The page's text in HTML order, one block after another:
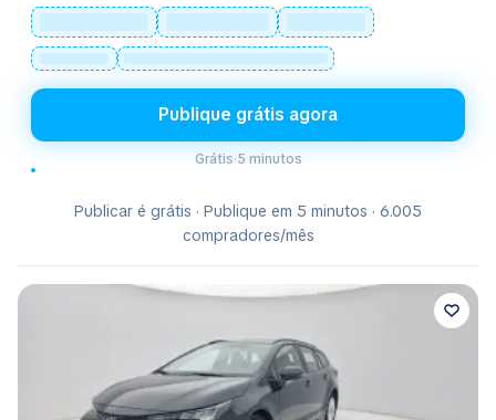
Publique grátis agora
Grátis·5 minutos
Publicar é grátis · Publique em 5 minutos · 6.005
compradores/mês